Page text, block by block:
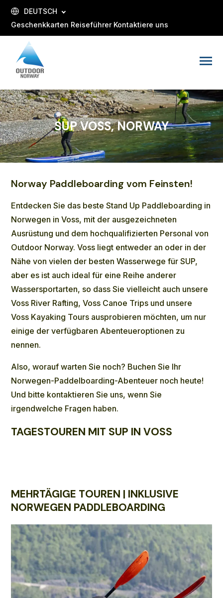
CONTENT
Geschenkkarten Reiseführer Kontaktiere uns
DEUTSCH
Toggle
SUP VOSS, NORWAY
Norway Paddleboarding vom Feinsten!
Entdecken Sie das beste Stand Up Paddleboarding in
Norwegen in Voss, mit der ausgezeichneten
Ausrüstung und dem hochqualifizierten Personal von
Outdoor Norway. Voss liegt entweder an oder in der
Nähe von vielen der besten Wasserwege für SUP,
aber es ist auch ideal für eine Reihe anderer
Wassersportarten, so dass Sie vielleicht auch unsere
Voss River Rafting,Voss Canoe Trips und unsere
Voss Kayaking Tours ausprobieren möchten, um nur
einige der verfügbaren Abenteueroptionen zu
nennen.
Also, worauf warten Sie noch? Buchen Sie Ihr
Norwegen-Paddelboarding-Abenteuer noch heute!
Und bitte kontaktieren Sie uns, wenn Sie
irgendwelche Fragen haben.
TAGESTOUREN MIT SUP IN VOSS
MEHRTÄGIGE TOUREN | INKLUSIVE
NORWEGEN PADDLEBOARDING